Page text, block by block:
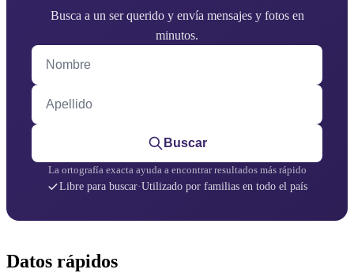
Busca a un ser querido y envía mensajes y fotos en
minutos.
Nombre
Apellido
Buscar
La ortografía exacta ayuda a encontrar resultados más rápido
Libre para buscar·Utilizado por familias en todo el país
Datos rápidos